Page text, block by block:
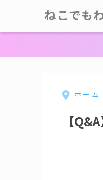
ねこでも
ホーム
【